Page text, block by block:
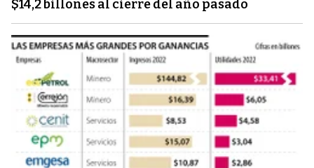
$14,2 billones al cierre del año pasado